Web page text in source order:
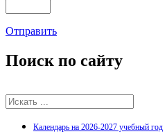
Отправить
Поиск по сайту
Календарь на 2026-2027 учебный год